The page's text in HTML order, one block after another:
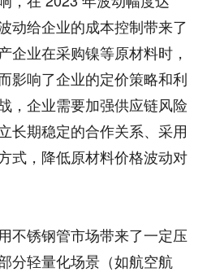
动给企业的成本控制带来了
企业在采购镍等原材料时，
影响了企业的定价策略和利
，企业需要加强供应链风险
长期稳定的合作关系、采用
式，降低原材料价格波动对
不锈钢管市场带来了一定压
分轻量化场景（如航空航